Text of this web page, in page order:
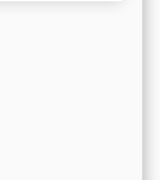
Ammo)